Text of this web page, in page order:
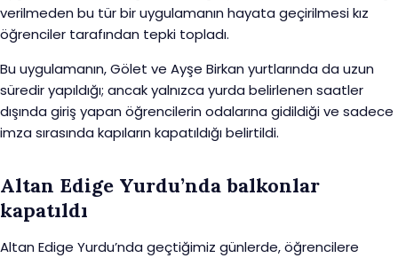
verilmeden bu tür bir uygulamanın hayata geçirilmesi kız
öğrenciler tarafından tepki topladı.
Bu uygulamanın, Gölet ve Ayşe Birkan yurtlarında da uzun
süredir yapıldığı; ancak yalnızca yurda belirlenen saatler
dışında giriş yapan öğrencilerin odalarına gidildiği ve sadece
imza sırasında kapıların kapatıldığı belirtildi.
Altan Edige Yurdu’nda balkonlar
kapatıldı
Altan Edige Yurdu’nda geçtiğimiz günlerde, öğrencilere